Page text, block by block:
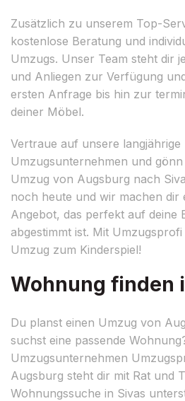
Zusätzlich zu unserem Top-
kostenlose Beratung und
Umzugs. Unser Team steht dir
und Anliegen zur Verfügung
ersten Anfrage bis hin zur
deiner Möbel.
Vertraue auf unsere
Umzugsunternehmen und
Umzug von Augsburg nach
noch heute und wir machen dir
Angebot, das perfekt auf deine
abgestimmt ist. Mit
Umzug zum Kinderspiel!
Wohnung finden
Du planst einen Umzug von
suchst eine passende
Umzugsunternehmen
Augsburg steht dir mit Rat und
Wohnungssuche in Sivas